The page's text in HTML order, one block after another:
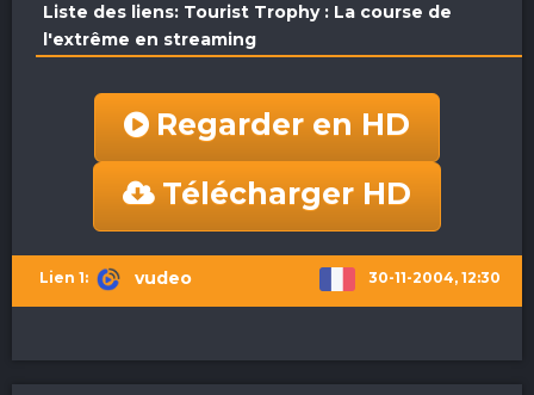
Liste des liens: Tourist Trophy : La course de
l'extrême en streaming
Regarder en HD
Télécharger HD
vudeo 30-11-2004, 12:30